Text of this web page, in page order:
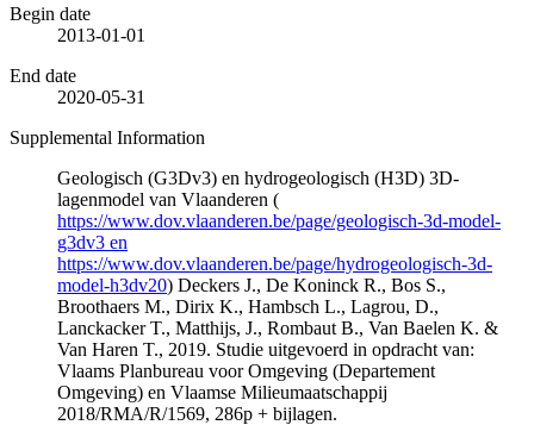
Begin date
2013-01-01
End date
2020-05-31
Supplemental Information
Geologisch (G3Dv3) en hydrogeologisch (H3D) 3D-
lagenmodel van Vlaanderen (
https://www.dov.vlaanderen.be/page/geologisch-3d-model-
g3dv3 en
https://www.dov.vlaanderen.be/page/hydrogeologisch-3d-
model-h3dv20) Deckers J., De Koninck R., Bos S.,
Broothaers M., Dirix K., Hambsch L., Lagrou, D.,
Lanckacker T., Matthijs, J., Rombaut B., Van Baelen K. &
Van Haren T., 2019. Studie uitgevoerd in opdracht van:
Vlaams Planbureau voor Omgeving (Departement
Omgeving) en Vlaamse Milieumaatschappij
2018/RMA/R/1569, 286p + bijlagen.